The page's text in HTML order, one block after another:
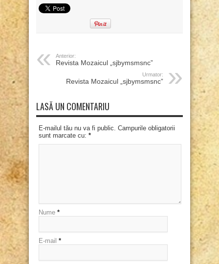
Anterior:
Revista Mozaicul „sjbymsmsnc”
Urmator:
Revista Mozaicul „sjbymsmsnc”
LASĂ UN COMENTARIU
E-mailul tău nu va fi public. Campurile obligatorii
sunt marcate cu: *
Nume *
E-mail *